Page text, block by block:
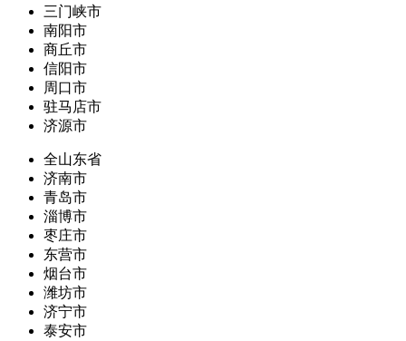
三门峡市
南阳市
商丘市
信阳市
周口市
驻马店市
济源市
全山东省
济南市
青岛市
淄博市
枣庄市
东营市
烟台市
潍坊市
济宁市
泰安市